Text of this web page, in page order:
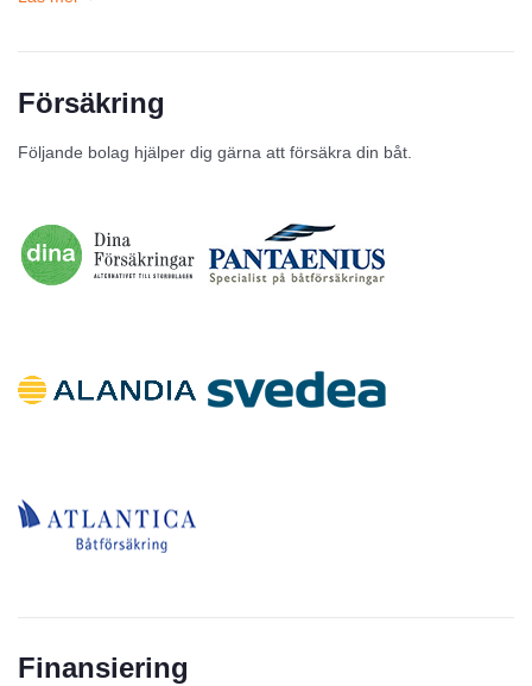
Försäkring
Följande bolag hjälper dig gärna att försäkra din båt.
Finansiering